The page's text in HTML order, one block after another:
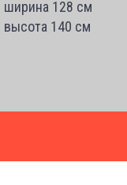
ширина 128 см
высота 140 см